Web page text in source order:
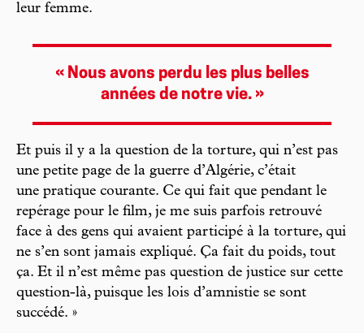
leur femme.
« Nous avons perdu les plus belles
années de notre vie. »
Et puis il y a la question de la torture, qui n’est pas
une petite page de la guerre d’Algérie, c’était
une pratique courante. Ce qui fait que pendant le
repérage pour le film, je me suis parfois retrouvé
face à des gens qui avaient participé à la torture, qui
ne s’en sont jamais expliqué. Ça fait du poids, tout
ça. Et il n’est même pas question de justice sur cette
question-là, puisque les lois d’amnistie se sont
succédé. »